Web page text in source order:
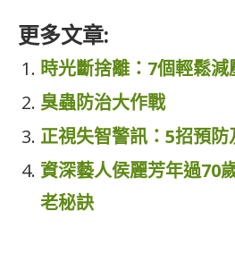
更多文章:
時光斷捨離：7個輕鬆
臭蟲防治大作戰
正視失智警訊：5招預防
資深藝人侯麗芳年過
老秘訣